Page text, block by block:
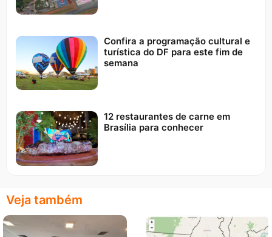
Confira a programação cultural e
turística do DF para este fim de
semana
12 restaurantes de carne em
Brasília para conhecer
Veja também